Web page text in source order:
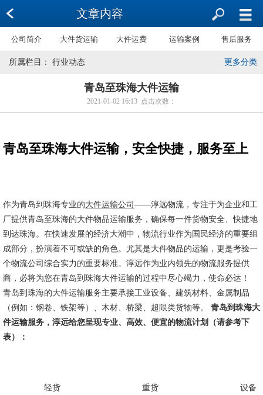
文章内容
公司简介 大件货运输 大件运费 运输案例 售后服务
更多分类
所属栏目： 行业动态
青岛至珠海大件运输
2021-01-02 16:13 点击次数：
青岛至珠海大件运输，安全快捷，服务至上
作为青岛到珠海专业的大件运输公司 ——淳远物流，专注于为企业和工
厂提供青岛至珠海的大件物品运输服务，确保每一件货物安全、快捷地
到达珠海。在快速发展的经济大潮中，物流行业作为国民经济的重要组
成部分，扮演着不可或缺的角色。尤其是大件物品的运输，更是考验一
个物流公司综合实力的重要标准。淳远作为业内领先的物流服务提供
商，必将为您在青岛到珠海大件运输的过程中尽心竭力，使命必达！
青岛到珠海的大件运输服务主要承接工业设备、建筑材料、金属制品
（例如：钢卷、铁架等）、木材、桥梁、超限类货物等。 青岛到珠海大
件运输服务，淳远给您呈现专业、高效、便宜的物流计划（请参考下
表）：
轻货 重货
设备